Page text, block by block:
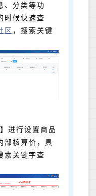
、分类等功
时候快速查
区 ，搜索关键
进行设置商品
部核算价，具
索关键字查